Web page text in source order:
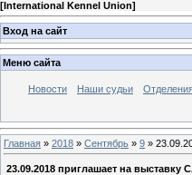
[International Kennel Union]
Вход на сайт
Меню сайта
Новости Наши судьи
Главная » 2018 » Сентябрь » 9 »
23.09.2018 приглашает на выставку